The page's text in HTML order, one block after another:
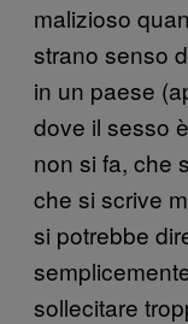
malizioso
strano senso
in un paese
dove il sesso
non si fa, che
che si scrive
si potrebbe
sollecitare